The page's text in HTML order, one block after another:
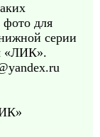
для
серии
«ЛИК».